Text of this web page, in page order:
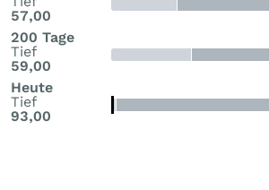
57,00
200 Tage
Tief
59,00
Heute
Tief
93,00